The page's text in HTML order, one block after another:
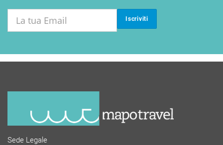
Iscriviti
Sede Legale